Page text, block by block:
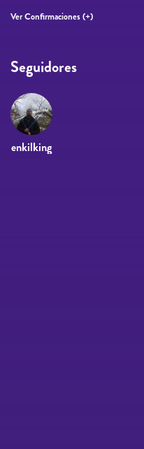
Ver Confirmaciones (+)
Seguidores
enkilking